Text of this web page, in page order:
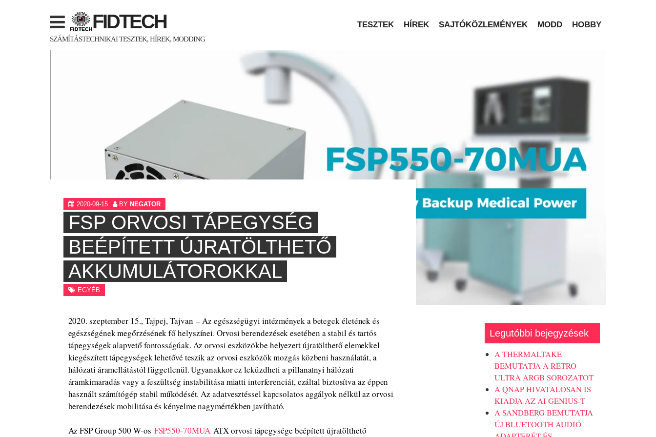
FIDTECH
SZÁMÍTÁSTECHNIKAI TESZTEK, HÍREK, MODDING
TESZTEK HÍREK SAJTÓKÖZLEMÉNYEK MODD HOBBY
2020-09-15 BY NEGATOR
FSP ORVOSI TÁPEGYSÉG
BEÉPÍTETT ÚJRATÖLTHETŐ
AKKUMULÁTOROKKAL
EGYÉB
2020. szeptember 15., Tajpej, Tajvan – Az egészségügyi intézmények a betegek életének és
egészségének megőrzésének fő helyszínei. Orvosi berendezések esetében a stabil és tartós
tápegységek alapvető fontosságúak. Az orvosi eszközökbe helyezett újratölthető elemekkel
kiegészített tápegységek lehetővé teszik az orvosi eszközök mozgás közbeni használatát, a
hálózati áramellátástól függetlenül. Ugyanakkor ez leküzdheti a pillanatnyi hálózati
áramkimaradás vagy a feszültség instabilitása miatti interferenciát, ezáltal biztosítva az éppen
használt számítógép stabil működését. Az adatvesztéssel kapcsolatos aggályok nélkül az orvosi
berendezések mobilitása és kényelme nagymértékben javítható.
Az FSP Group 500 W-os FSP550-70MUAATX orvosi tápegysége beépített újratölthető
Legutóbbi bejegyzések
A THERMALTAKE
BEMUTATJA A RETRO
ULTRA ARGB SOROZATOT
A QNAP HIVATALOSAN IS
KIADJA AZ AI GENIUS-T
A SANDBERG BEMUTATJA
ÚJ BLUETOOTH AUDIÓ